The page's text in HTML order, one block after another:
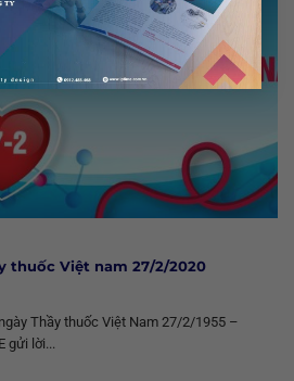
thuốc Việt nam 27/2/2020
Thầy thuốc Việt Nam 27/2/1955 –
gửi lời...